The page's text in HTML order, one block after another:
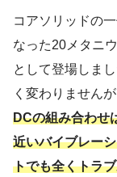
コアソリッドの
なった20メタニ
として登場しま
く変わりませんが
DCの組み合わせ
近いバイブレー
トでも全くトラ